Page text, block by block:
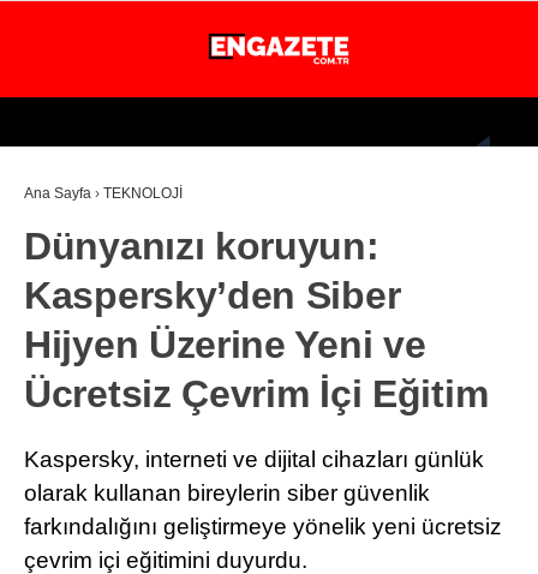
30.5
İSTANBUL
GÜNDEM
EKONOMİ
DÜNYA
MAGAZİN
SPOR
TEKNOLOJİ
EĞİTİM
Ana Sayfa › TEKNOLOJİ
Dünyanızı koruyun:
Kaspersky’den Siber
Hijyen Üzerine Yeni ve
Ücretsiz Çevrim İçi Eğitim
Kaspersky, interneti ve dijital cihazları günlük
olarak kullanan bireylerin siber güvenlik
farkındalığını geliştirmeye yönelik yeni ücretsiz
çevrim içi eğitimini duyurdu.